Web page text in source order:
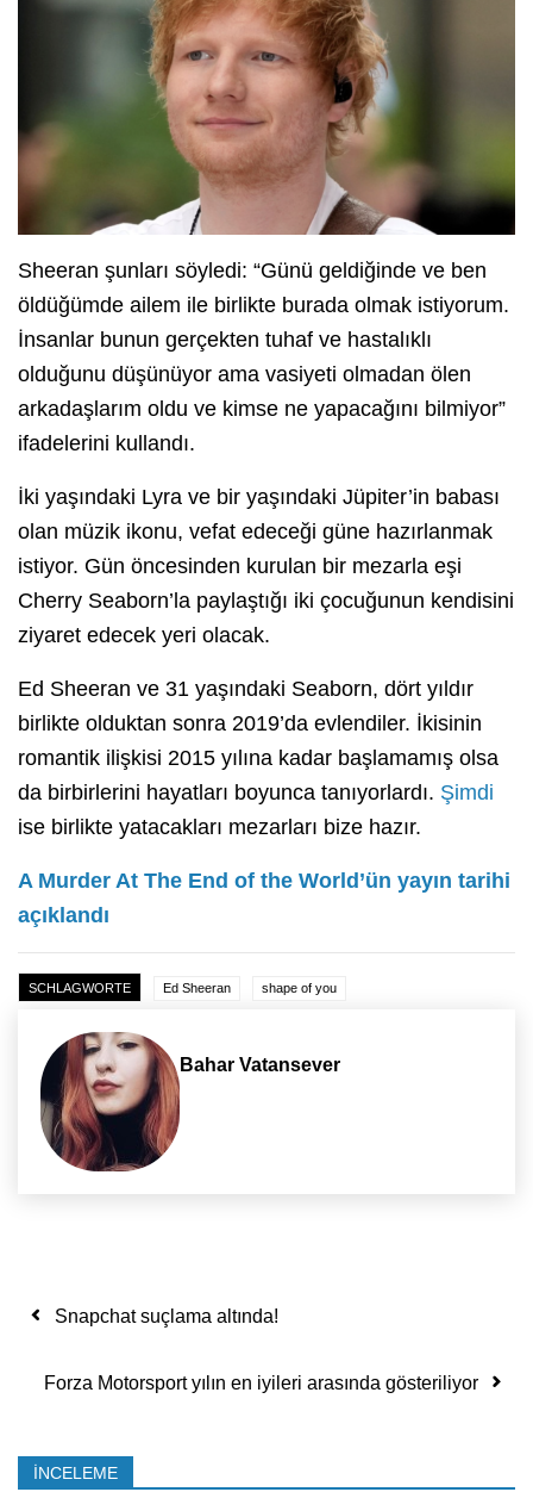
Sheeran şunları söyledi: “Günü geldiğinde ve ben
öldüğümde ailem ile birlikte burada olmak istiyorum.
İnsanlar bunun gerçekten tuhaf ve hastalıklı
olduğunu düşünüyor ama vasiyeti olmadan ölen
arkadaşlarım oldu ve kimse ne yapacağını bilmiyor”
ifadelerini kullandı.
İki yaşındaki Lyra ve bir yaşındaki Jüpiter’in babası
olan müzik ikonu, vefat edeceği güne hazırlanmak
istiyor. Gün öncesinden kurulan bir mezarla eşi
Cherry Seaborn’la paylaştığı iki çocuğunun kendisini
ziyaret edecek yeri olacak.
Ed Sheeran ve 31 yaşındaki Seaborn, dört yıldır
birlikte olduktan sonra 2019’da evlendiler. İkisinin
romantik ilişkisi 2015 yılına kadar başlamamış olsa
da birbirlerini hayatları boyunca tanıyorlardı. Şimdi
ise birlikte yatacakları mezarları bize hazır.
A Murder At The End of the World’ün yayın tarihi
açıklandı
SCHLAGWORTE Ed Sheeran shape of you
Bahar Vatansever
Yazı dolaşımı
Snapchat suçlama altında!
Forza Motorsport yılın en iyileri arasında gösteriliyor
İNCELEME